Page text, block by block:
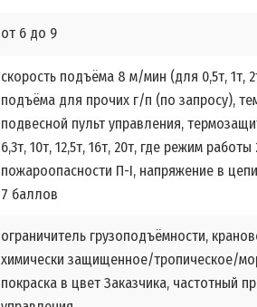
от 6 до 9
скорость подъёма 8 м/мин (для 0,5т, 1т,
подъёма для прочих г/п (по запросу),
подвесной пульт управления,
6,3т, 10т, 12,5т, 16т, 20т, где режим
пожароопасности П-I, напряжение в
7 баллов
ограничитель грузоподъёмности,
химически защищенное/тропическое/
покраска в цвет Заказчика, частотный